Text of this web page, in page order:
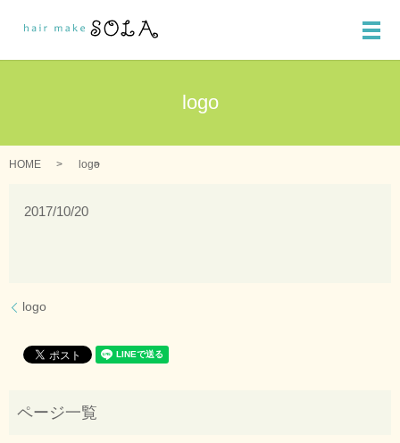
メ
logo
HOME logo
2017/10/20
logo